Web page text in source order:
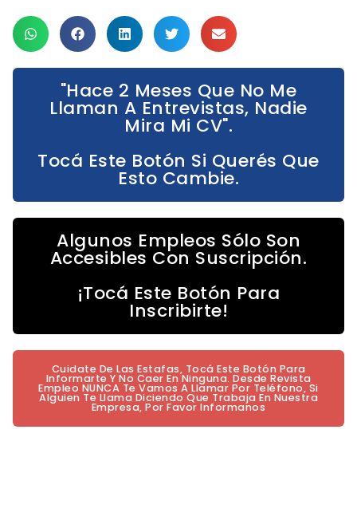
"Hace 2 Meses Que No Me
Llaman A Entrevistas, Nadie
Mira Mi CV".
Tocá Este Botón Si Querés Que
Esto Cambie.
Algunos Empleos Sólo Son
Accesibles Con Suscripción.
¡Tocá Este Botón Para
Inscribirte!
Cuidate De Las Estafas, Tocá Este Botón Para
Informarte Y No Caer En Ninguna. Desde Revista
Empleo NUNCA Te Vamos A Llamar Por Teléfono, Si
Alguien Te Llama Diciendo Que Trabaja En Nuestra
Empresa, Por Favor Informanos